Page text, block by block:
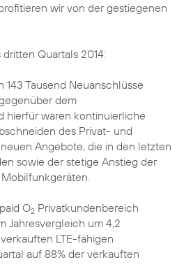
wir von der gestiegenen
Quartals 2014:
Tausend Neuanschlüsse
dem
hierfür waren kontinuierliche
des Privat- und
Angebote, die in den letzten
sowie der stetige Anstieg der
O2 Privatkundenbereich
Jahresvergleich um 4,2
LTE-fähigen
auf 88% der verkauften